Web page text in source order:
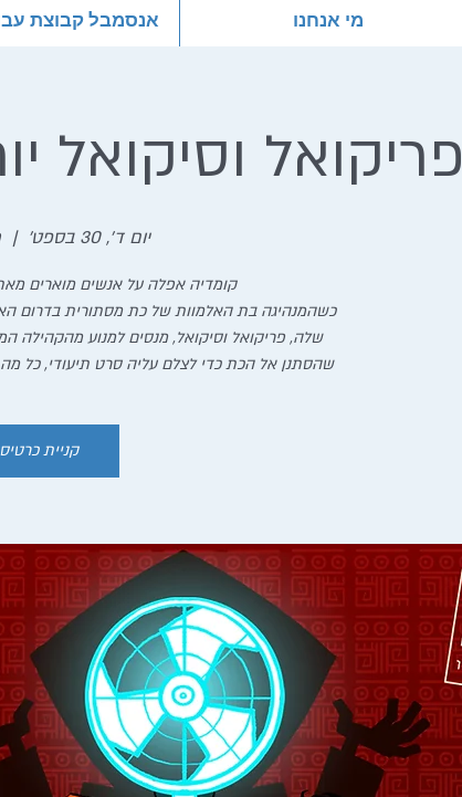
מי אנחנו אנסמבל קבוצת
פריקואל וסיקואל
יום ד׳, 30 בספט׳
  |
כשהמנהיגה בת האלמוות של כת מסתורית בדרום
שלה, פריקואל וסיקואל, מנסים למנוע מהקהילה
שהסתנן אל הכת כדי לצלם עליה סרט תיעודי, כל
קניית